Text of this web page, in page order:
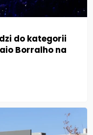
do kategorii
Borralho na